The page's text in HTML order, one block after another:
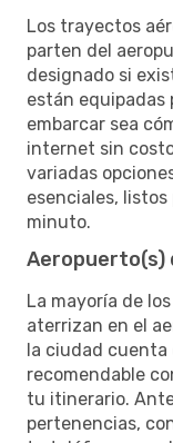
Los trayectos
parten del
designado si
están equipadas
embarcar sea
internet sin
variadas
esenciales,
minuto.
Aeropuerto(s)
La mayoría de
aterrizan en el
la ciudad cuenta
recomendable
tu itinerario.
pertenencias,